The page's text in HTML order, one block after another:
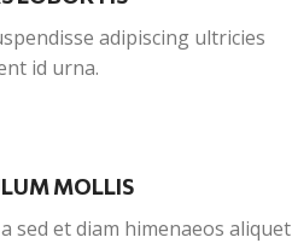
adipiscing ultricies
id urna.
MOLLIS
sed et diam himenaeos aliquet